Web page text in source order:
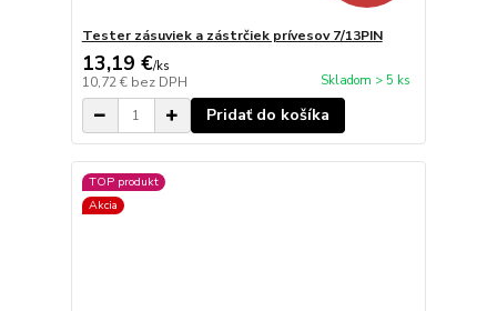
Tester zásuviek a zástrčiek prívesov 7/13PIN
13,19 €/ks
10,72 € bez DPH Skladom > 5 ks
Pridať do košíka
TOP produkt
Akcia